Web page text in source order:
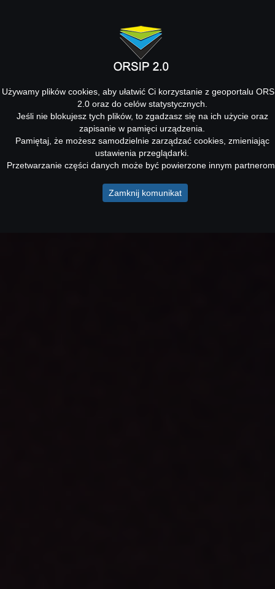
Używamy plików cookies, aby ułatwić Ci korzystanie z geoportalu
2.0 oraz do celów statystycznych.
Jeśli nie blokujesz tych plików, to zgadzasz się na ich użycie oraz
zapisanie w pamięci urządzenia.
Pamiętaj, że możesz samodzielnie zarządzać cookies, zmieniając
ustawienia przeglądarki.
Przetwarzanie części danych może być powierzone innym
Zamknij komunikat